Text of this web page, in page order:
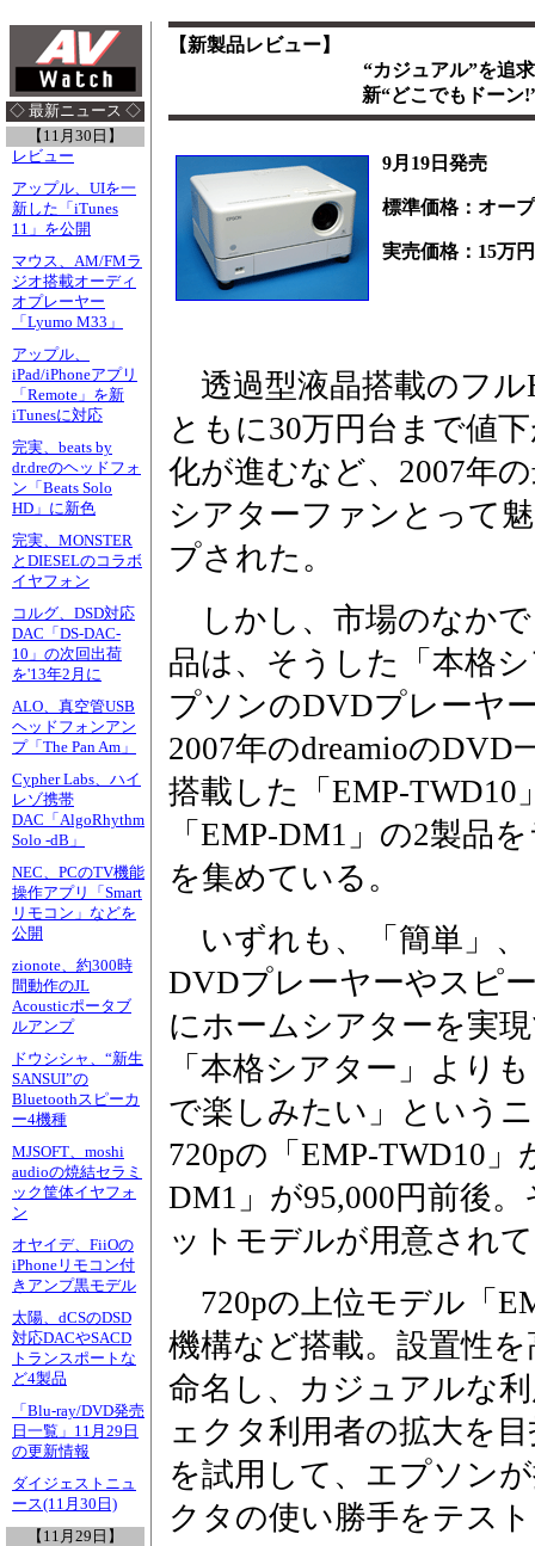
◇ 最新ニュース ◇
【11月30日】
レビュー
アップル、UIを一
新した「iTunes
11」を公開
マウス、AM/FMラ
ジオ搭載オーディ
オプレーヤー
「Lyumo M33」
アップル、
iPad/iPhoneアプリ
「Remote」を新
iTunesに対応
完実、beats by
dr.dreのヘッドフォ
ン「Beats Solo
HD」に新色
完実、MONSTER
とDIESELのコラボ
イヤフォン
コルグ、DSD対応
DAC「DS-DAC-
10」の次回出荷
を'13年2月に
ALO、真空管USB
ヘッドフォンアン
プ「The Pan Am」
Cypher Labs、ハイ
レゾ携帯
DAC「AlgoRhythm
Solo -dB」
NEC、PCのTV機能
操作アプリ「Smart
リモコン」などを
公開
zionote、約300時
間動作のJL
Acousticポータブ
ルアンプ
ドウシシャ、“新生
SANSUI”の
Bluetoothスピーカ
ー4機種
MJSOFT、moshi
audioの焼結セラミ
ック筐体イヤフォ
ン
オヤイデ、FiiOの
iPhoneリモコン付
きアンプ黒モデル
太陽、dCSのDSD
対応DACやSACD
トランスポートな
ど4製品
「Blu-ray/DVD発売
日一覧」11月29日
の更新情報
ダイジェストニュ
ース(11月30日)
【11月29日】
【新製品レビュー】
“カジュアル”を追
新“どこでもドーン
9月19日発売
標準価格：オー
実売価格：15万
透過型液晶搭載のフル
ともに30万円台まで値
化が進むなど、2007年
シアターファンとって
プされた。
しかし、市場のなか
品は、そうした「本格
プソンのDVDプレーヤ
2007年のdreamioの
搭載した「EMP-TWD10
「EMP-DM1」の2製品
を集めている。
いずれも、「簡単」
DVDプレーヤーやスピ
にホームシアターを実
「本格シアター」より
で楽しみたい」という
720pの「EMP-TWD10」
DM1」が95,000円前後
ットモデルが用意され
720pの上位モデル「
機構など搭載。設置性
命名し、カジュアルな
ェクタ利用者の拡大を
を試用して、エプソン
クタの使い勝手をテス